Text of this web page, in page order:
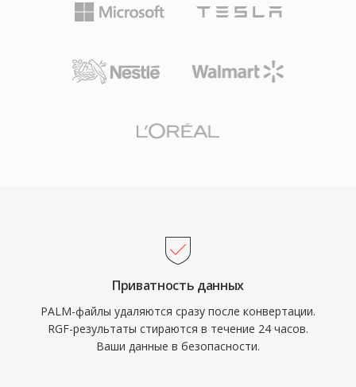
Приватность данных
PALM-файлы удаляются сразу после конвертации.
RGF-результаты стираются в течение 24 часов.
Ваши данные в безопасности.